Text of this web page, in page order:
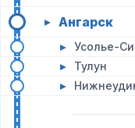
▸ Ангарск
▸ Усолье-
▸ Тулун
▸